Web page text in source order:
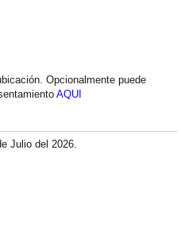
Opcionalmente puede
AQUI
Julio del 2026.